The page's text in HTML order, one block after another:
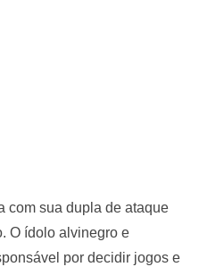
com sua dupla de ataque
O ídolo alvinegro e
por decidir jogos e